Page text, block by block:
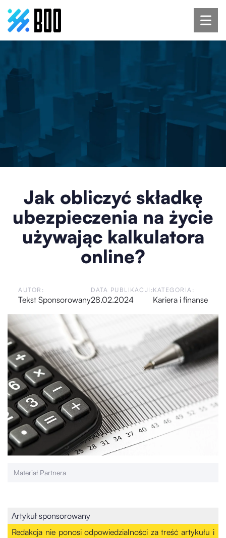
Jak obliczyć składkę
ubezpieczenia na życie
używając kalkulatora
online?
AUTOR:
Tekst Sponsorowany
DATA PUBLIKACJI:
28.02.2024
KATEGORIA:
Kariera i finanse
Materiał Partnera
Artykuł sponsorowany
Redakcja nie ponosi odpowiedzialności za treść artykułu i